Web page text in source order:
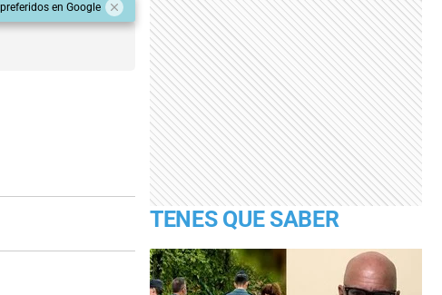
en Google
TENES QUE SABER